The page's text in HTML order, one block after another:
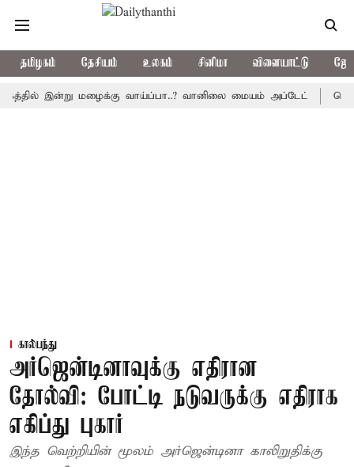
தமிழகம் தேசியம் உலகம் சினிமா விளையாட்டு
இன்று மழைக்கு வாய்ப்பா..? வானிலை மையம் அப்டேட் தொழிலில்
கால்பந்து
அர்ஜென்டினாவுக்கு எதிரான
தோல்வி: போட்டி நடுவருக்கு எதிராக
எகிப்து புகார்
இந்த வெற்றியின் மூலம் அர்ஜென்டினா காலிறுதிக்கு